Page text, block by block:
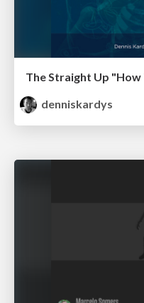
The Straight Up
denniskardys